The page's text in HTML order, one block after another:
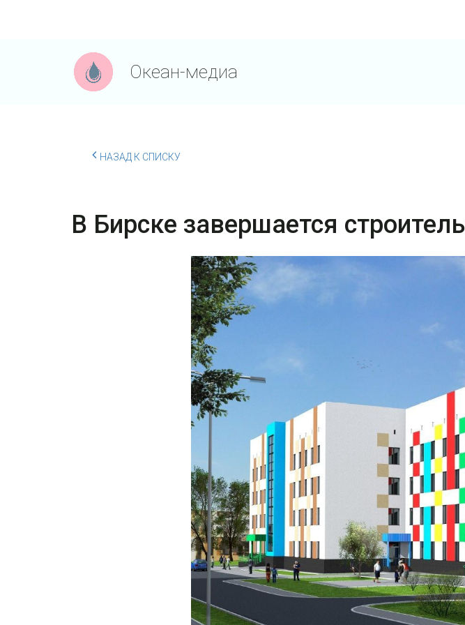
Океан-медиа
НАЗАД К СПИСКУ
В Бирске завершается